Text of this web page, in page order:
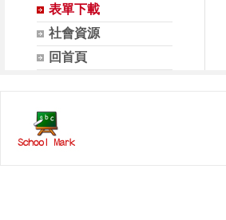
表單下載
社會資源
回首頁